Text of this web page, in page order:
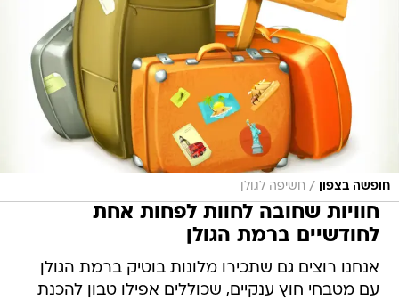
חופשה בצפון / חשיפה לגולן
חוויות שחובה לחוות לפחות אחת
לחודשיים ברמת הגולן
אנחנו רוצים גם שתכירו מלונות בוטיק ברמת הגולן
עם מטבחי חוץ ענקיים, שכוללים אפילו טבון להכנת